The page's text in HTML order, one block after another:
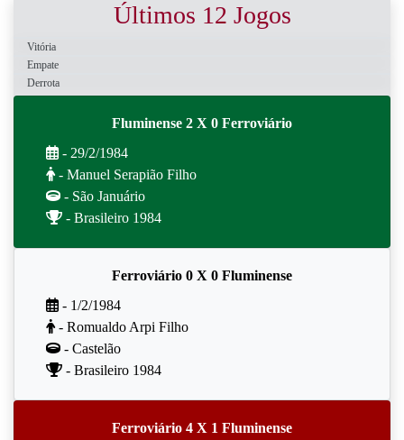
Últimos 12 Jogos
Vitória
Empate
Derrota
Fluminense 2 X 0 Ferroviário
- 29/2/1984
- Manuel Serapião Filho
- São Januário
- Brasileiro 1984
Ferroviário 0 X 0 Fluminense
- 1/2/1984
- Romualdo Arpi Filho
- Castelão
- Brasileiro 1984
Ferroviário 4 X 1 Fluminense